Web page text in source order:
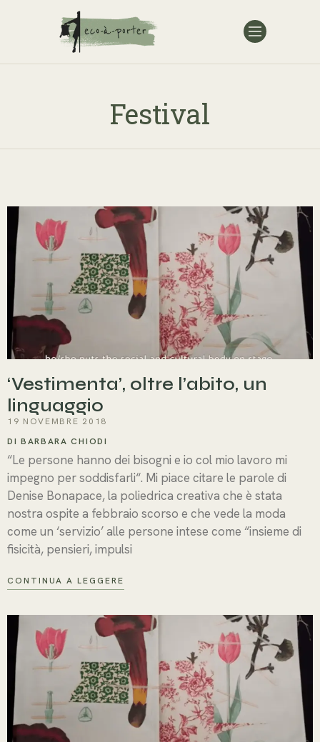
Festival
‘Vestimenta’, oltre l’abito, un
linguaggio
19 NOVEMBRE 2018
DI BARBARA CHIODI
“Le persone hanno dei bisogni e io col mio lavoro mi
impegno per soddisfarli“. Mi piace citare le parole di
Denise Bonapace, la poliedrica creativa che è stata
nostra ospite a febbraio scorso e che vede la moda
come un ‘servizio’ alle persone intese come “insieme di
fisicità, pensieri, impulsi
CONTINUA A LEGGERE